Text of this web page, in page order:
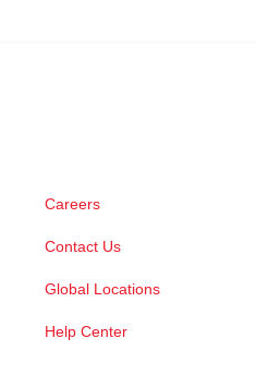
Careers
Contact Us
Global Locations
Help Center